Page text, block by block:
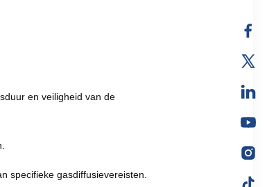
en veiligheid van de
specifieke gasdiffusievereisten.